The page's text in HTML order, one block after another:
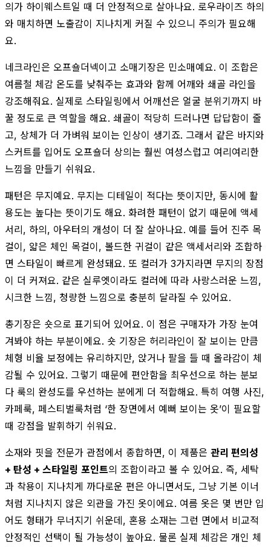
의가 하이웨스트일 때 더 안정적으로 살아나요. 로우라이즈 하의
와 매치하면 노출감이 지나치게 커질 수 있으니 주의가 필요해
요.
네크라인은 오프숄더넥이고 소매기장은 민소매예요. 이 조합은
여름철 체감 온도를 낮춰주는 효과와 함께 어깨와 쇄골 라인을
강조해줘요. 실제로 스타일링에서 어깨선은 얼굴 분위기까지 바
꿀 정도로 큰 역할을 해요. 쇄골이 적당히 드러나면 답답함이 줄
고, 상체가 더 가벼워 보이는 인상이 생기죠. 그래서 같은 바지와
스커트를 입어도 오프숄더 상의는 훨씬 여성스럽고 여리여리한
느낌을 만들기 쉬워요.
패턴은 무지예요. 무지는 디테일이 적다는 뜻이지만, 동시에 활
용도는 높다는 뜻이기도 해요. 화려한 패턴이 없기 때문에 액세
서리, 하의, 아우터의 개성이 더 잘 살아나요. 예를 들어 진주 목
걸이, 얇은 체인 목걸이, 볼드한 귀걸이 같은 액세서리와 조합하
면 스타일이 빠르게 완성돼요. 또 컬러가 3가지라면 무지의 장점
이 더 커져요. 같은 실루엣이라도 컬러에 따라 사랑스러운 느낌,
시크한 느낌, 청량한 느낌으로 충분히 달라질 수 있어요.
총기장은 숏으로 표기되어 있어요. 이 점은 구매자가 가장 눈여
겨봐야 하는 부분이에요. 숏 기장은 허리라인이 잘 보이는 만큼
체형 비율 보정에는 유리하지만, 앉거나 팔을 들 때 올라감이 체
감될 수 있어요. 그렇기 때문에 편안함을 최우선으로 하는 분보
다 룩의 완성도를 우선하는 분에게 더 적합해요. 특히 여행 사진,
카페룩, 페스티벌룩처럼 ‘한 장면에서 예뻐 보이는 옷’이 필요할
때 강점을 발휘하기 쉬워요.
소재와 핏을 전문가 관점에서 종합하면, 이 제품은 관리 편의성
+ 탄성 + 스타일링 포인트의 조합이라고 볼 수 있어요. 즉, 세탁
과 착용이 지나치게 까다로운 편은 아니면서도, 그냥 기본 이너
처럼 지나치지 않은 외관을 가진 옷이에요. 여름 옷은 몇 번만 입
어도 형태가 무너지기 쉬운데, 혼용 소재는 그런 면에서 비교적
안정적인 선택이 될 가능성이 높아요. 물론 실제 체감은 개인 체